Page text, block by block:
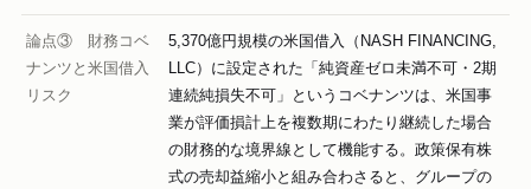
論点③ 財務コベ
ナンツと米国借入
リスク
5,370億円規模の米国借入（NASH FINANCING,
LLC）に設定された「純資産ゼロ未満不可・2期
連続純損失不可」というコベナンツは、米国事
業が評価損計上を複数期にわたり継続した場合
の財務的な境界線として機能する。政策保有株
式の売却益縮小と組み合わさると、グループの